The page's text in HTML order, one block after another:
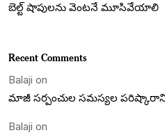
బెల్ట్‌ షాపులను వెంటనే మూసివేయాలి
Recent Comments
Balaji on
మాజీ సర్పంచుల సమస్యల
Balaji on